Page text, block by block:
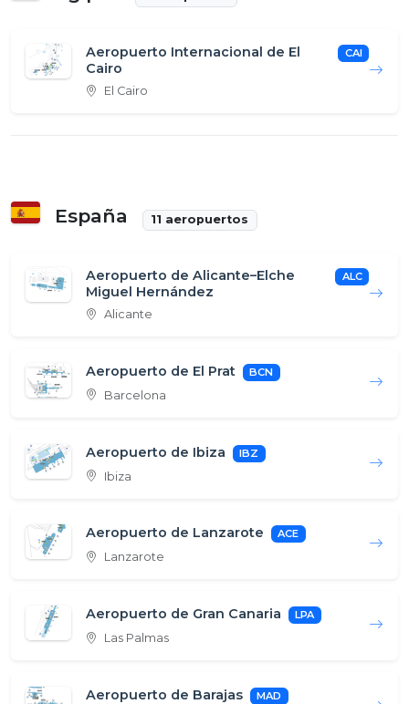
Aeropuerto Internacional de El
Cairo
CAI
El Cairo
España 11 aeropuertos
Aeropuerto de Alicante–Elche
Miguel Hernández
ALC
Alicante
Aeropuerto de El Prat BCN
Barcelona
Aeropuerto de Ibiza IBZ
Ibiza
Aeropuerto de Lanzarote ACE
Lanzarote
Aeropuerto de Gran Canaria LPA
Las Palmas
Aeropuerto de Barajas MAD